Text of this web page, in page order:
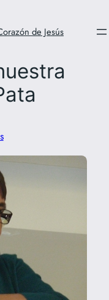
de Jesús